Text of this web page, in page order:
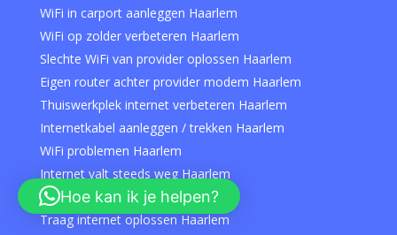
WiFi in carport aanleggen Haarlem
WiFi op zolder verbeteren Haarlem
Slechte WiFi van provider oplossen Haarlem
Eigen router achter provider modem Haarlem
Thuiswerkplek internet verbeteren Haarlem
Internetkabel aanleggen / trekken Haarlem
WiFi problemen Haarlem
Internet valt steeds weg Haarlem
WiFi herstellen Haarlem
Traag internet oplossen Haarlem
Hoe kan ik je helpen?